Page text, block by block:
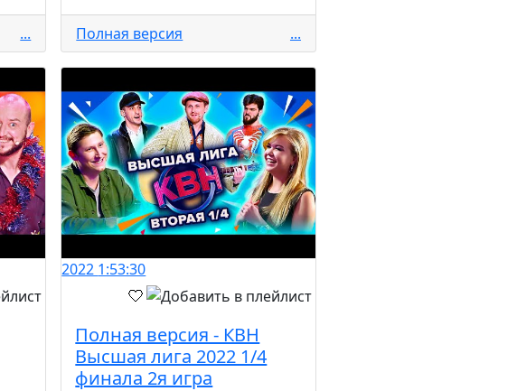
... Полная версия ...
2022 1:53:30
Полная версия - КВН
Высшая лига 2022 1/4
финала 2я игра